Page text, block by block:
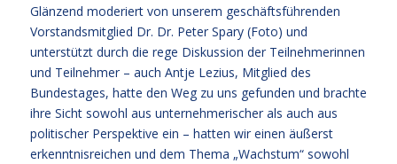
Glänzend moderiert von unserem geschäftsführenden
Vorstandsmitglied Dr. Dr. Peter Spary(Foto) und
unterstützt durch die rege Diskussion der Teilnehmerinnen
und Teilnehmer – auch Antje Lezius, Mitglied des
Bundestages, hatte den Weg zu uns gefunden und brachte
ihre Sicht sowohl aus unternehmerischer als auch aus
politischer Perspektive ein – hatten wir einen äußerst
erkenntnisreichen und dem Thema „Wachstum“ sowohl